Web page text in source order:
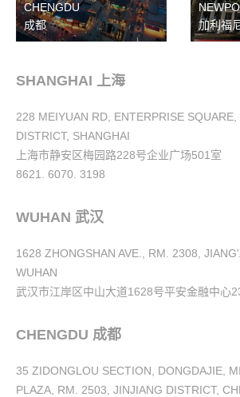
CHENGDU
成都
加利福
SHANGHAI 上海
228 MEIYUAN RD, ENTERPRISE
DISTRICT, SHANGHAI
上海市静安区梅园路228号企业广场501室
8621. 6070. 3198
WUHAN 武汉
1628 ZHONGSHAN AVE., RM. 2308,
WUHAN
武汉市江岸区中山大道1628号平安金融中心
CHENGDU 成都
35 ZIDONGLOU SECTION, DONGDAJIE,
PLAZA, RM. 2503, JINJIANG DISTRICT,